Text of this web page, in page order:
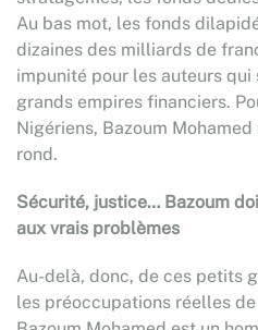
Au bas mot, les fonds
dizaines des milliards de
impunité pour les auteurs
grands empires financiers.
Nigériens, Bazoum
rond.
Sécurité, justice… Bazoum
aux vrais problèmes
Au-delà, donc, de ces petits
les préoccupations réelles